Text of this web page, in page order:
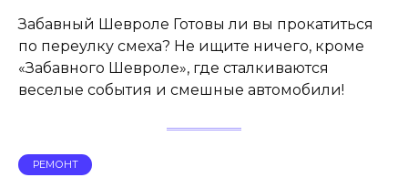
Забавный Шевроле Готовы ли вы прокатиться
по переулку смеха? Не ищите ничего, кроме
«Забавного Шевроле», где сталкиваются
веселые события и смешные автомобили!
РЕМОНТ